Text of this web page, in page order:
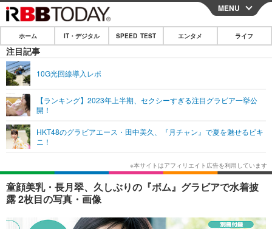
CLOSE
ホーム
IT・デジタル
ショッピング その他
SPEED TEST
エンタメ
エンタメTOP
韓国・芸能
音楽 スポーツ
ライフ
ライフTOP グルメ
ペット ショッピング
その他
リリース一覧
プッシュ通知の停止方法
MENU
ホーム IT・デジタル SPEED TEST エンタメ ライフ
注目記事
10G光回線導入レポ
【ランキング】2023年上半期、セクシーすぎる注目グラビア一挙公
開！
HKT48のグラビアエース・田中美久、『月チャン』で夏を魅せるビキ
ニ！
童顔美乳・長月翠、久しぶりの『ボム』グラビアで水着披
露 2枚目の写真・画像